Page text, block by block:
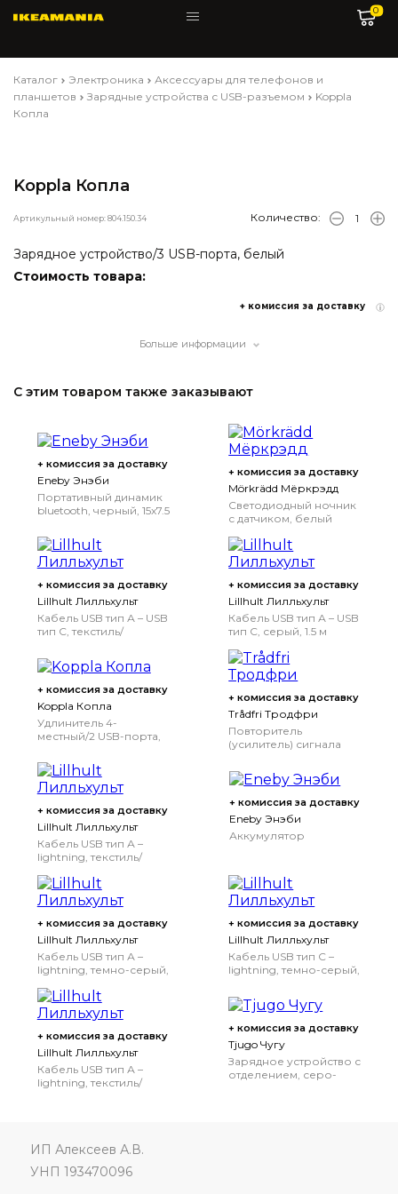
0
Каталог Электроника
Аксессуары для телефонов и
планшетов
Зарядные устройства с USB-разъемом
Koppla
Копла
Koppla Копла
Артикульный номер: 804.150.34 Количество:
Зарядное устройство/3 USB-порта, белый
Стоимость товара:
+ комиссия за доставку
Больше информации
С этим товаром также заказывают
+ комиссия за доставку
Eneby Энэби
Портативный динамик
bluetooth, черный, 15x7.5
+ комиссия за доставку
Mörkrädd Мёркрэдд
Светодиодный ночник
с датчиком, белый
+ комиссия за доставку
Lillhult Лилльхульт
Кабель USB тип А – USB
тип С, текстиль/
+ комиссия за доставку
Lillhult Лилльхульт
Кабель USB тип А – USB
тип С, серый, 1.5 м
+ комиссия за доставку
Koppla Копла
Удлинитель 4-
местный/2 USB-порта,
+ комиссия за доставку
Trådfri Тродфри
Повторитель
(усилитель) сигнала
+ комиссия за доставку
Lillhult Лилльхульт
Кабель USB тип А –
lightning, текстиль/
м
+ комиссия за доставку
Eneby Энэби
Аккумулятор
+ комиссия за доставку
Lillhult Лилльхульт
Кабель USB тип А –
lightning, темно-серый,
+ комиссия за доставку
Lillhult Лилльхульт
Кабель USB тип C –
lightning, темно-серый,
+ комиссия за доставку
Lillhult Лилльхульт
Кабель USB тип А –
lightning, текстиль/
+ комиссия за доставку
Tjugo Чугу
Зарядное устройство с
отделением, серо-
ИП Алексеев А.В.
УНП 193470096